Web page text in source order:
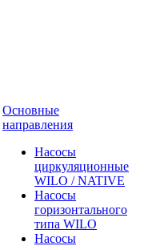
Основные
направления
Насосы
циркуляционные
WILO / NATIVE
Насосы
горизонтального
типа WILO
Насосы